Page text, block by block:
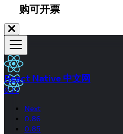
购可开票
React Native 中文网
0.77
Next
0.86
0.85